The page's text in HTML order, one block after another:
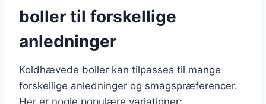
boller til forskellige
anledninger
Koldhævede boller kan tilpasses til mange
forskellige anledninger og smagspræferencer.
Her er nogle populære variationer: